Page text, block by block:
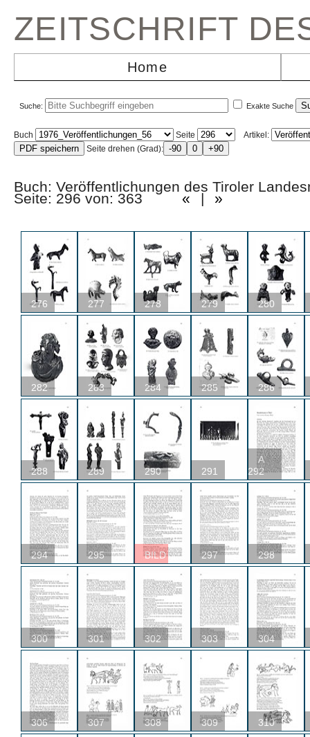
ZEITSCHRIFT
Home
Suche: Exakte Suche
Buch Seite
Artikel:
Seite drehen (Grad):
Buch: Veröffentlichungen des Tiroler
Seite: 296 von: 363 « | »
276 277 278 279 280
282 283 284 285 286
288 289 290 291
A
292
294 295 BILD 297 298
300 301 302 303 304
306 307 308 309 310